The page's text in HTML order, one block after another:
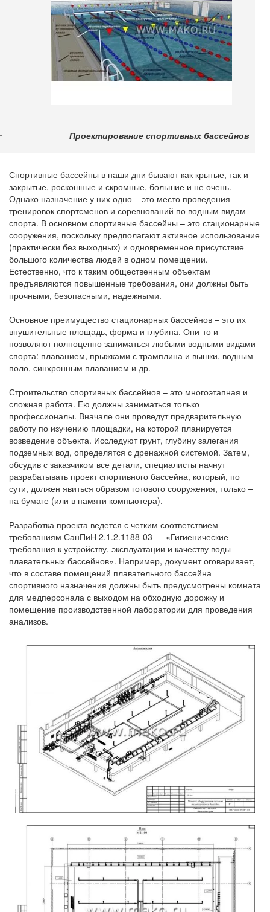
Проектирование спортивных бассейнов
Спортивные бассейны в наши дни бывают как крытые, так и
закрытые, роскошные и скромные, большие и не очень.
Однако назначение у них одно – это место проведения
тренировок спортсменов и соревнований по водным видам
спорта. В основном спортивные бассейны – это стационарные
сооружения, поскольку предполагают активное использование
(практически без выходных) и одновременное присутствие
большого количества людей в одном помещении.
Естественно, что к таким общественным объектам
предъявляются повышенные требования, они должны быть
прочными, безопасными, надежными.
Основное преимущество стационарных бассейнов – это их
внушительные площадь, форма и глубина. Они-то и
позволяют полноценно заниматься любыми водными видами
спорта: плаванием, прыжками с трамплина и вышки, водным
поло, синхронным плаванием и др.
Строительство спортивных бассейнов – это многоэтапная и
сложная работа. Ею должны заниматься только
профессионалы. Вначале они проведут предварительную
работу по изучению площадки, на которой планируется
возведение объекта. Исследуют грунт, глубину залегания
подземных вод, определятся с дренажной системой. Затем,
обсудив с заказчиком все детали, специалисты начнут
разрабатывать проект спортивного бассейна, который, по
сути, должен явиться образом готового сооружения, только –
на бумаге (или в памяти компьютера).
Разработка проекта ведется с четким соответствием
требованиям СанПиН 2.1.2.1188-03 — «Гигиенические
требования к устройству, эксплуатации и качеству воды
плавательных бассейнов». Например, документ оговаривает,
что в составе помещений плавательного бассейна
спортивного назначения должны быть предусмотрены комната
для медперсонала с выходом на обходную дорожку и
помещение производственной лаборатории для проведения
анализов.